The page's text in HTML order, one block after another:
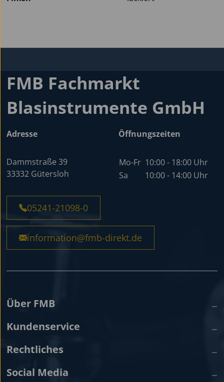
FMB Fachmarkt
Blasinstrumente GmbH
Adresse
Dammstraße 39
33332 Gütersloh
Öffnungszeiten
Mo-Fr 10:00 - 18:00 Uhr
Sa
10:00 - 14:00 Uhr
05241-21098-0
information@fmb-direkt.de
Über FMB
Kundenservice
Rechtliches
Social Media